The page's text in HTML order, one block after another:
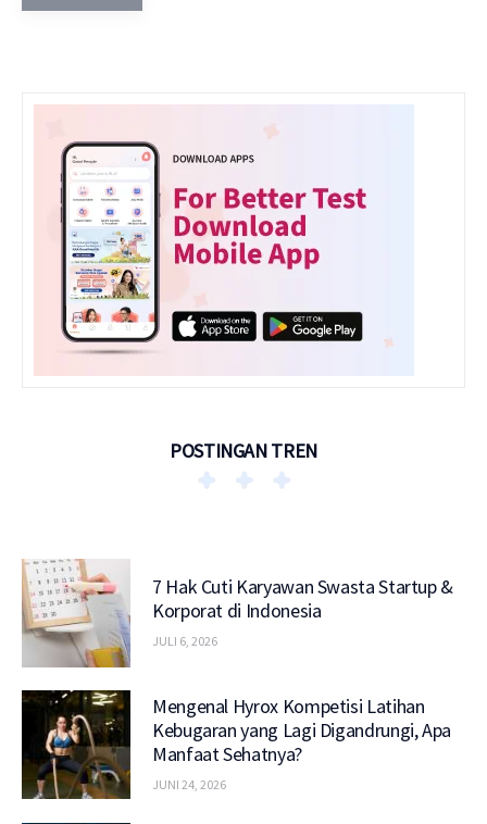
POSTINGAN TREN
7 Hak Cuti Karyawan Swasta Startup &
Korporat di Indonesia
JULI 6, 2026
Mengenal Hyrox Kompetisi Latihan
Kebugaran yang Lagi Digandrungi, Apa
Manfaat Sehatnya?
JUNI 24, 2026